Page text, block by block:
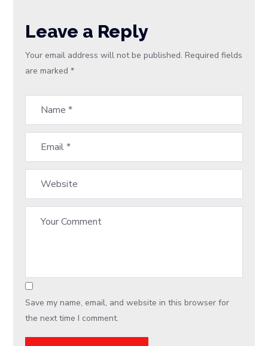
Leave a Reply
Your email address will not be published. Required fields
are marked*
Save my name, email, and website in this browser for
the next time I comment.